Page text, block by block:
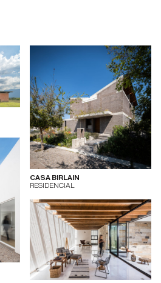
CASA BIRLAIN
RESIDENCIAL